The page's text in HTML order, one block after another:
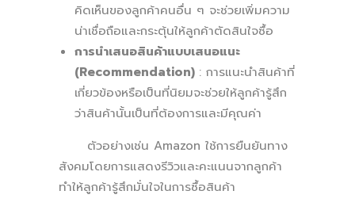
คิดเห็นของลูกค้าคนอื่น ๆ จะช่วยเพิ่มความ
น่าเชื่อถือและกระตุ้นให้ลูกค้าตัดสินใจซื้อ
การนำเสนอสินค้าแบบเสนอแนะ
(Recommendation) : การแนะนำสินค้าที่
เกี่ยวข้องหรือเป็นที่นิยมจะช่วยให้ลูกค้ารู้สึก
ว่าสินค้านั้นเป็นที่ต้องการและมีคุณค่า
ตัวอย่างเช่น Amazon ใช้การยืนยันทาง
สังคมโดยการแสดงรีวิวและคะแนนจากลูกค้า
ทำให้ลูกค้ารู้สึกมั่นใจในการซื้อสินค้า